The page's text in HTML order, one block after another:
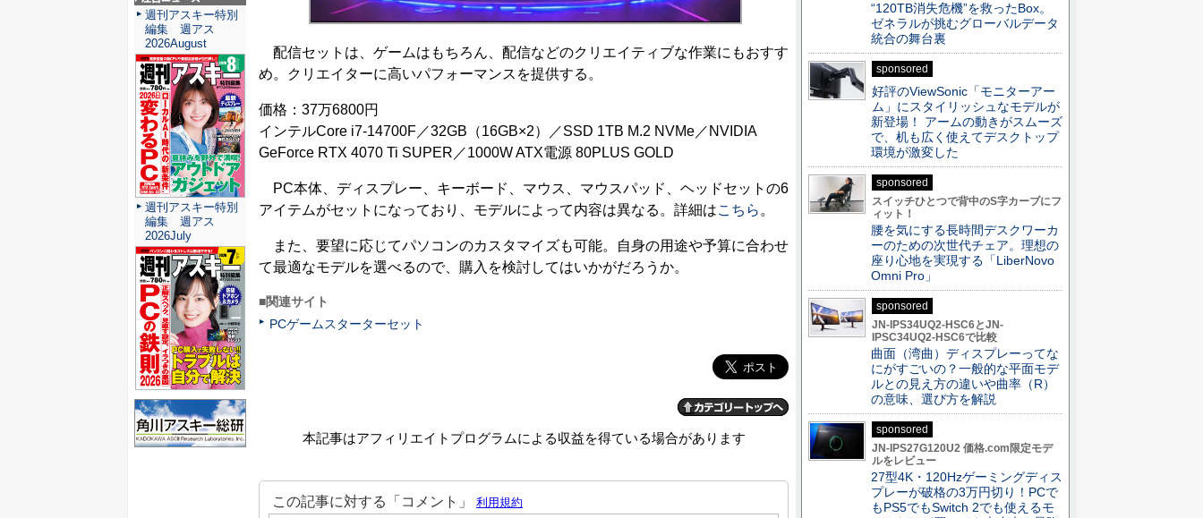
配信セットは、ゲームはもちろん、配信などのクリエイティブな作業にもおすす
め。クリエイターに高いパフォーマンスを提供する。
価格：37万6800円
インテルCore i7-14700F／32GB（16GB×2）／SSD 1TB M.2 NVMe／NVIDIA
GeForce RTX 4070 Ti SUPER／1000W ATX電源 80PLUS GOLD
PC本体、ディスプレー、キーボード、マウス、マウスパッド、ヘッドセットの6
アイテムがセットになっており、モデルによって内容は異なる。詳細はこちら 。
また、要望に応じてパソコンのカスタマイズも可能。自身の用途や予算に合わせ
て最適なモデルを選べるので、購入を検討してはいかがだろうか。
■関連サイト
PCゲームスターターセット
本記事はアフィリエイトプログラムによる収益を得ている場合があります
注目ニュース
週刊アスキー特別
編集 週アス
2026August
週刊アスキー特別
編集 週アス
2026July
“120TB消失危機”を救ったBox。
ゼネラルが挑むグローバルデータ
統合の舞台裏
sponsored
好評のViewSonic「モニターアー
ム」にスタイリッシュなモデルが
新登場！ アームの動きがスムーズ
で、机も広く使えてデスクトップ
環境が激変した
sponsored
スイッチひとつで背中のS字カーブにフ
ィット！
腰を気にする長時間デスクワーカ
ーのための次世代チェア。理想の
座り心地を実現する「LiberNovo
Omni Pro」
sponsored
JN-IPS34UQ2-HSC6とJN-
IPSC34UQ2-HSC6で比較
曲面（湾曲）ディスプレーってな
にがすごいの？一般的な平面モデ
ルとの見え方の違いや曲率（R）
の意味、選び方を解説
sponsored
JN-IPS27G120U2 価格.com限定モデ
ルをレビュー
27型4K・120Hzゲーミングディス
プレーが破格の3万円切り！PCで
もPS5でもSwitch 2でも使えるモ